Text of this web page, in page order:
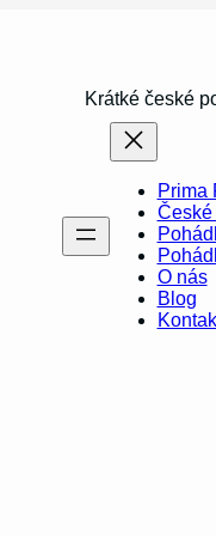
Krátké české
Prima
O nás
Blog